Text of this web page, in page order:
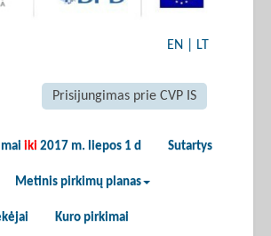
EN LT
Prisijungimas prie CVP IS
iki 2017 m. liepos 1 d Sutartys
Metinis pirkimų planas
Kuro pirkimai